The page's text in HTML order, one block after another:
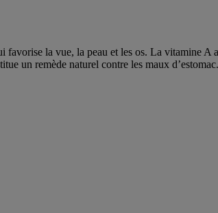
la vue, la peau et les os. La vitamine A
un remède naturel contre les maux d’estomac.